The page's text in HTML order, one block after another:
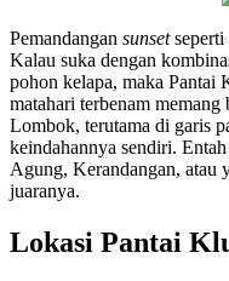
Pemandangan sunset
Kalau suka dengan
pohon kelapa, maka Pantai
matahari terbenam
Lombok, terutama di garis
keindahannya sendiri.
Agung, Kerandangan, atau
juaranya.
Lokasi Pantai